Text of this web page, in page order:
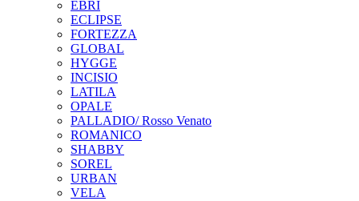
EBRI
ECLIPSE
FORTEZZA
GLOBAL
HYGGE
INCISIO
LATILA
OPALE
PALLADIO/ Rosso Venato
ROMANICO
SHABBY
SOREL
URBAN
VELA